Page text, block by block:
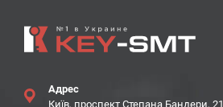
Адрес
Київ, проспект Степана Бандери, 21